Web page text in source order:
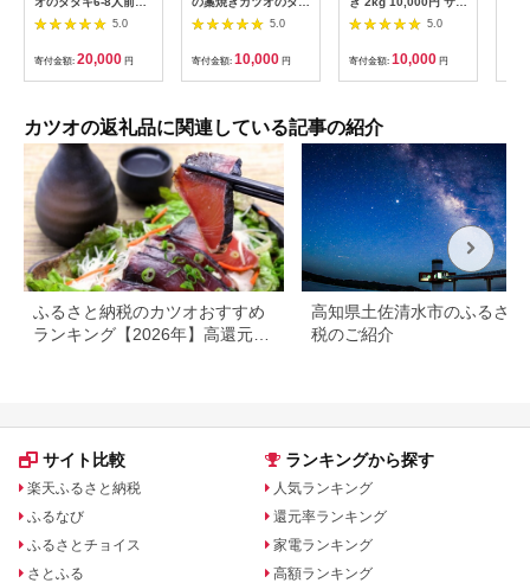
（薬味付き）【冷蔵】
Efs-09 鰹 高知 海産
冷蔵 ご贈答 ご家庭に
ギフト 薬味（ニンニ
ク、ネギ、大葉、生
レ かつおのたたき
5.0
寄付金額: 20,000 円
キ！たっぷり6-8人前
(800g以上)／Ems-
02 鰹 カツオ タタキ
カツオのたたき 鰹の
たたき かつおのたた
おすすめ
5.0
寄付金額: 10,000 円
ズ 不揃い 小分け 真空
パック 新鮮 鮮魚 天然
水揚げ カツオ 鰹 タタ
キ 冷凍 マルコ水産 静
岡県
5.0
寄付金額: 10,000 円
カツオの返礼品に関連している記事の紹介
ふるさと納税のカツオおすすめ
ランキング【2026年】高還元
高知県土佐清水市のふるさと
税のご紹介
サイト比較
楽天ふるさと納税
ふるなび
ふるさとチョイス
さとふる
ランキングから探す
人気ランキング
還元率ランキング
家電ランキング
高額ランキング